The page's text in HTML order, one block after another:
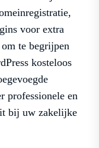
voor extra
te begrijpen
kosteloos
professionele en
bij uw zakelijke